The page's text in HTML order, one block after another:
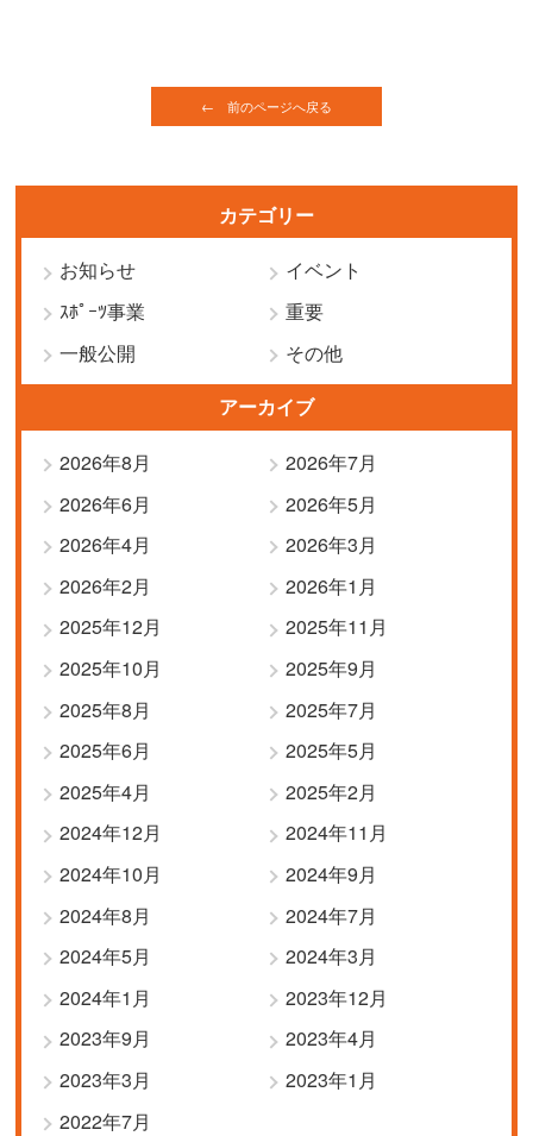
← 前のページへ戻る
カテゴリー
お知らせ
イベント
ｽﾎﾟｰﾂ事業
重要
一般公開
その他
アーカイブ
2026年8月
2026年7月
2026年6月
2026年5月
2026年4月
2026年3月
2026年2月
2026年1月
2025年12月
2025年11月
2025年10月
2025年9月
2025年8月
2025年7月
2025年6月
2025年5月
2025年4月
2025年2月
2024年12月
2024年11月
2024年10月
2024年9月
2024年8月
2024年7月
2024年5月
2024年3月
2024年1月
2023年12月
2023年9月
2023年4月
2023年3月
2023年1月
2022年7月